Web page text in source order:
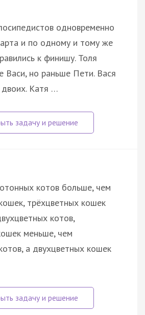
одновременно
и по одному и тому же
к финишу. Толя
Васи, но раньше Пети. Вася
Катя …
котов больше, чем
трёхцветных кошек
котов,
меньше, чем
а двухцветных кошек